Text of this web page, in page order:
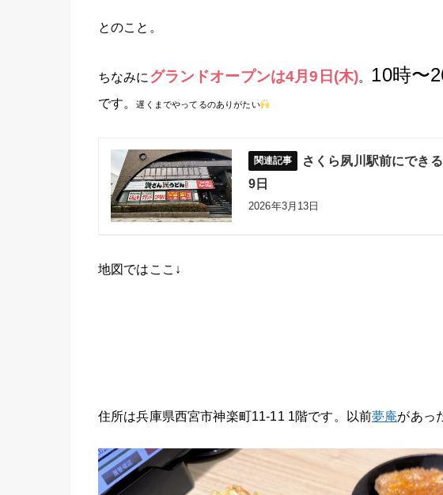
とのこと。
ちなみに グランドオープンは4月9日(木)。 10時〜
です。遅くまでやってるのありがたい
さくら夙川駅前にでき
9日
2026年3月13日
地図ではここ↓
住所は兵庫県西宮市神楽町11-11 1階です。以前夢庵があっ